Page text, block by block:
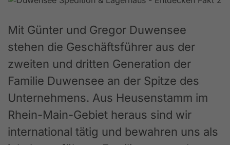
Mit Günter und Gregor Duwensee
stehen die Geschäftsführer aus der
zweiten und dritten Generation der
Familie Duwensee an der Spitze des
Unternehmens. Aus Heusenstamm im
Rhein-Main-Gebiet heraus sind wir
international tätig und bewahren uns als